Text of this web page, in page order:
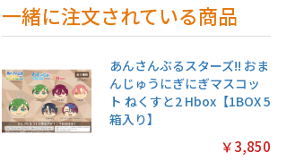
一緒に注文されている商品
あんさんぶるスターズ!! おま
んじゅうにぎにぎマスコッ
ト ねくすと2 Hbox【1BOX 5
箱入り】
￥3,850